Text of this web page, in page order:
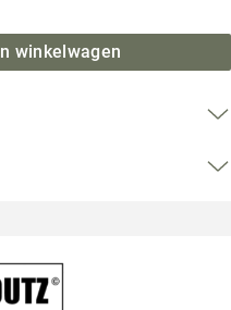
Alle
In winkelwagen